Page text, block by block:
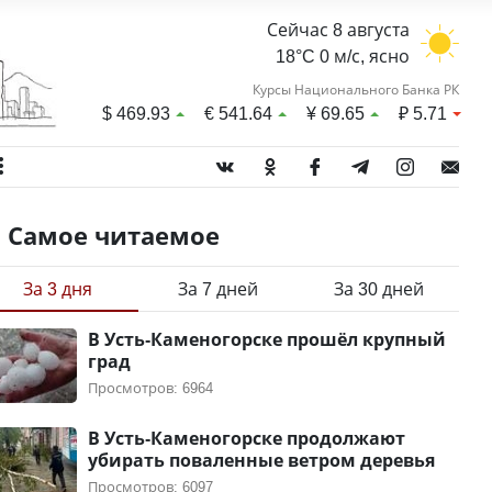
Сейчас 8 августа
18°C 0 м/с, ясно
Курсы Национального Банка РК
$469.93 €541.64 ¥69.65 ₽5.71
Самое читаемое
За 3 дня За 7 дней За 30 дней
В Усть-Каменогорске прошёл крупный
град
Просмотров: 6964
В Усть-Каменогорске продолжают
убирать поваленные ветром деревья
Просмотров: 6097